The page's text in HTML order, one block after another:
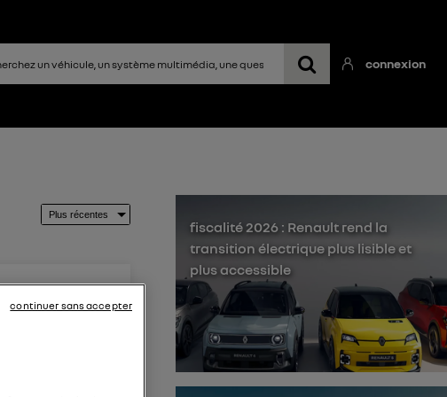
connexion
sur ma
fiscalité 2026 : Renault rend la
transition électrique plus lisible et
plus accessible
continuer sans accepter